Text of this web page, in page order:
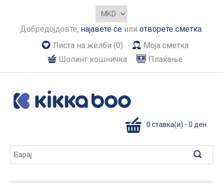
Добредојдовте, најавете се или отворете сметка.
Листа на желби (0)
Моја сметка
Шопинг кошничка
Плаќање
0 ставка(и) - 0 ден.